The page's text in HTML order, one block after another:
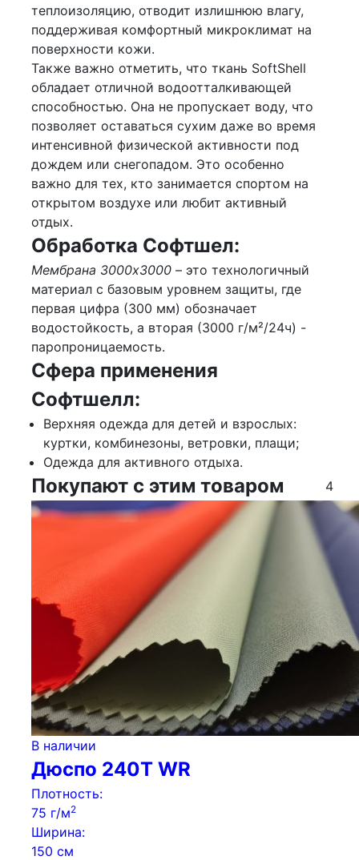
теплоизоляцию, отводит излишнюю влагу,
поддерживая комфортный микроклимат на
поверхности кожи.
Также важно отметить, что ткань SoftShell
обладает отличной водоотталкивающей
способностью. Она не пропускает воду, что
позволяет оставаться сухим даже во время
интенсивной физической активности под
дождем или снегопадом. Это особенно
важно для тех, кто занимается спортом на
открытом воздухе или любит активный
отдых.
Обработка Софтшел:
Мембрана 3000х3000 – это технологичный
материал с базовым уровнем защиты, где
первая цифра (300 мм) обозначает
водостойкость, а вторая (3000 г/м²/24ч) -
паропроницаемость.
Сфера применения
Софтшелл:
Верхняя одежда для детей и взрослых:
куртки, комбинезоны, ветровки, плащи;
Одежда для активного отдыха.
Покупают с этим товаром 4
В наличии
Дюспо 240Т WR
Плотность:
75 г/м2
Ширина:
150 см